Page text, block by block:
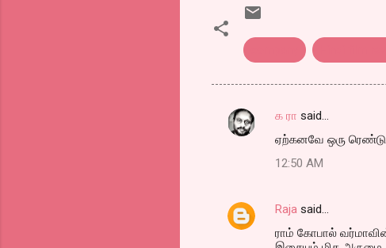
C
e
க ரா said…
ஏற்கனவே ஒரு ரெண்டு
12:50 AM
Raja said…
ராம் கோபால்